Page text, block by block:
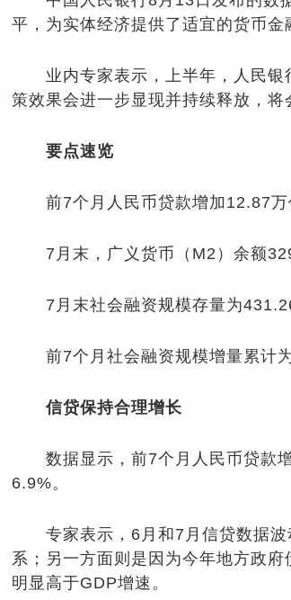
平，为实体经济提供了适宜的货币金
业内专家表示，上半年，人民银
策效果会进一步显现并持续释放，将
要点速览
前7个月人民币贷款增加12.87万
7月末，广义货币（M2）余额
7月末社会融资规模存量为
前7个月社会融资规模增量累计为
信贷保持合理增长
数据显示，前7个月人民币贷款增
6.9%。
专家表示，6月和7月信贷数据波
系；另一方面则是因为今年地方政
明显高于GDP增速。